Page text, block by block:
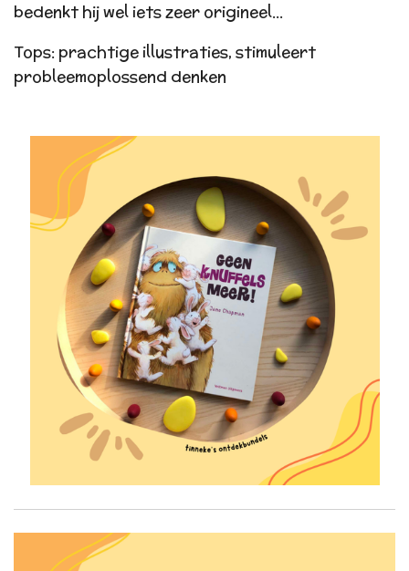
bedenkt hij wel iets zeer origineel...
Tops: prachtige illustraties, stimuleert
probleemoplossend denken